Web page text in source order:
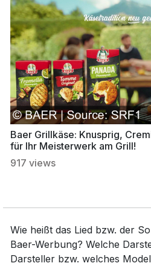
Baer Grillkäse: Knusprig,
für Ihr Meisterwerk am Grill!
917 views
Wie heißt das Lied bzw. der
Baer-Werbung? Welche
Darsteller bzw. welches